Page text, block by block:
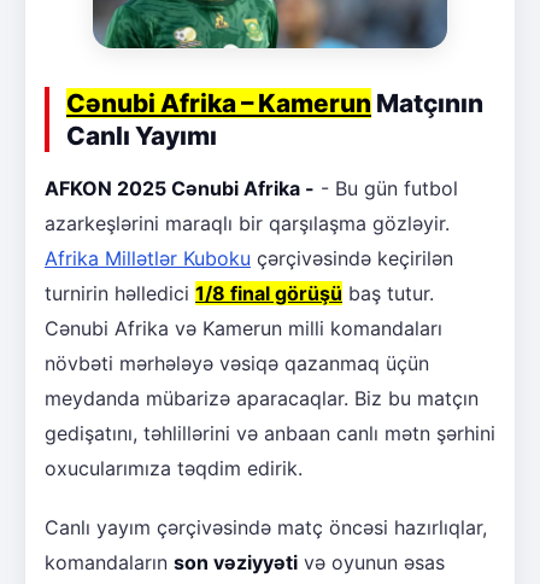
Cənubi Afrika – Kamerun Matçının
Canlı Yayımı
AFKON 2025 Cənubi Afrika - - Bu gün futbol
azarkeşlərini maraqlı bir qarşılaşma gözləyir.
Afrika Millətlər Kuboku çərçivəsində keçirilən
turnirin həlledici 1/8 final görüşü baş tutur.
Cənubi Afrika və Kamerun milli komandaları
növbəti mərhələyə vəsiqə qazanmaq üçün
meydanda mübarizə aparacaqlar. Biz bu matçın
gedişatını, təhlillərini və anbaan canlı mətn şərhini
oxucularımıza təqdim edirik.
Canlı yayım çərçivəsində matç öncəsi hazırlıqlar,
komandaların son vəziyyəti və oyunun əsas